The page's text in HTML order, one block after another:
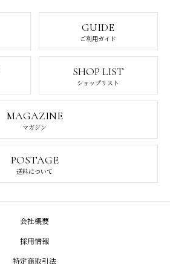
GUIDE
ご利用ガイド
SHOP LIST
ショップリスト
MAGAZINE
マガジン
POSTAGE
送料について
会社概要
採用情報
特定商取引法